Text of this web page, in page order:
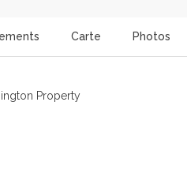
Carte Photos
Property